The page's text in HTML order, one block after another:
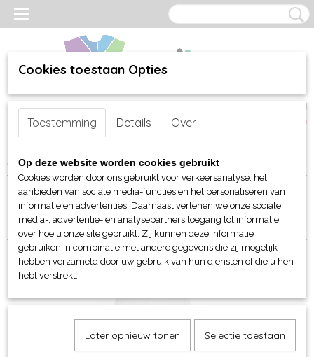
Inloggen Registreren
(0)
Home >webshop>Per merk >Clique >Voor kinderen
Sorteer op:
Cookies toestaan Opties
Toestemming Details Over
Op deze website worden cookies gebruikt
Cookies worden door ons gebruikt voor verkeersanalyse, het
aanbieden van sociale media-functies en het personaliseren van
informatie en advertenties. Daarnaast verlenen we onze sociale
media-, advertentie- en analysepartners toegang tot informatie
over hoe u onze site gebruikt. Zij kunnen deze informatie
gebruiken in combinatie met andere gegevens die zij mogelijk
hebben verzameld door uw gebruik van hun diensten of die u hen
hebt verstrekt.
Later opnieuw tonen Selectie toestaan